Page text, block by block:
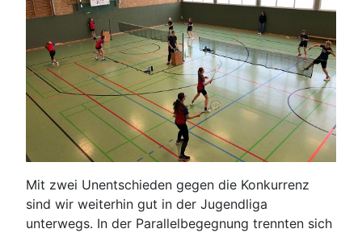
Mit zwei Unentschieden gegen die Konkurrenz
sind wir weiterhin gut in der Jugendliga
unterwegs. In der Parallelbegegnung trennten sich